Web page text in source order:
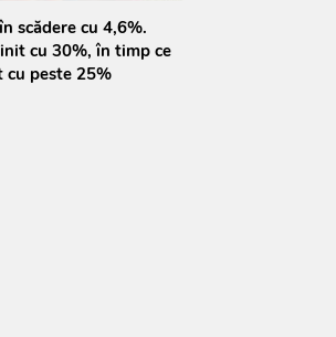
scădere cu 4,6%.
cu 30%, în timp ce
cu peste 25%